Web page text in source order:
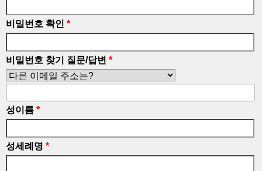
비밀번호 확인 *
비밀번호 찾기 질문/답변 *
성이름 *
성세례명 *